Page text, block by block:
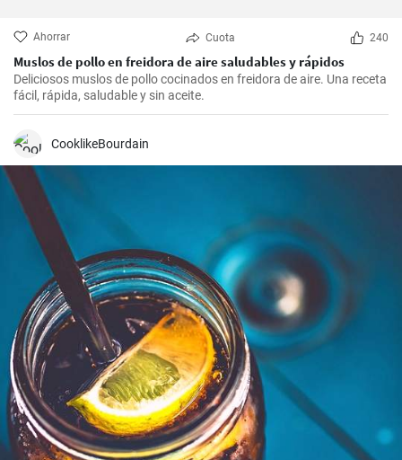
Ahorrar Cuota 240
Muslos de pollo en freidora de aire saludables y rápidos
Deliciosos muslos de pollo cocinados en freidora de aire. Una receta
fácil, rápida, saludable y sin aceite.
CooklikeBourdain